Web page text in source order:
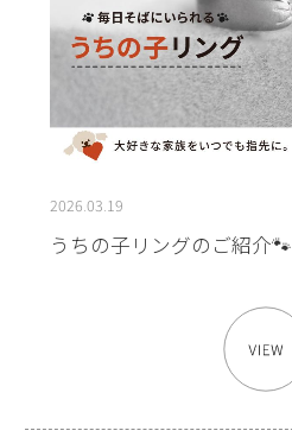
2026.03.19
うちの子リングのご紹介🐾